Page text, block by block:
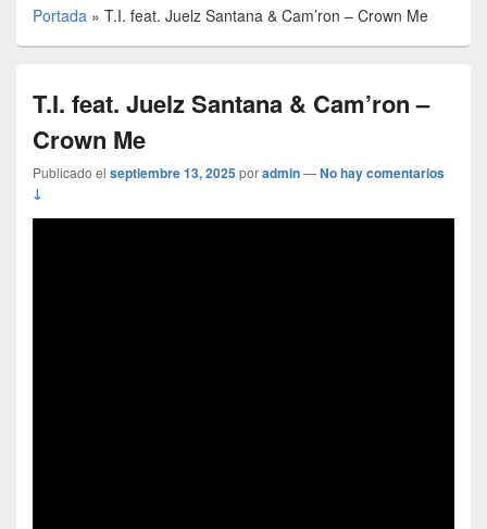
Portada » T.I. feat. Juelz Santana & Cam’ron – Crown Me
T.I. feat. Juelz Santana & Cam’ron –
Crown Me
Publicado el septiembre 13, 2025poradmin—No hay comentarios
↓